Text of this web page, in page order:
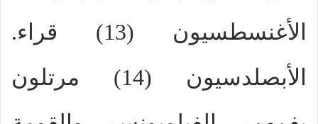
الأغنسطسيون (13) قراء.
الأبصلدسيون (14) مرتلون